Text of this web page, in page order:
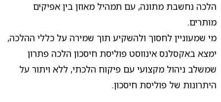
הלכה נחשבת מתונה, עם תמהיל מאוזן בין אפיקים
מותרים.
מי שמעוניין לחסוך ולהשקיע תוך שמירה על כללי ההלכה,
ימצא באקסלנס אינווסט פוליסת חיסכון הלכה פתרון
שמשלב ניהול מקצועי עם פיקוח הלכתי, ללא ויתור על
היתרונות של פוליסת חיסכון.